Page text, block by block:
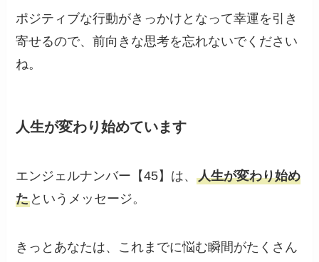
ポジティブな行動がきっかけとなって幸運を引き
寄せるので、前向きな思考を忘れないでください
ね。
人生が変わり始めています
エンジェルナンバー【45】は、人生が変わり始め
た というメッセージ。
きっとあなたは、これまでに悩む瞬間がたくさん